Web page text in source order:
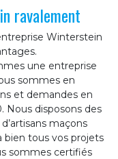
ravalement
Winterstein
une entreprise
sommes en
et demandes en
Nous disposons des
maçons
tous vos projets
sommes certifiés